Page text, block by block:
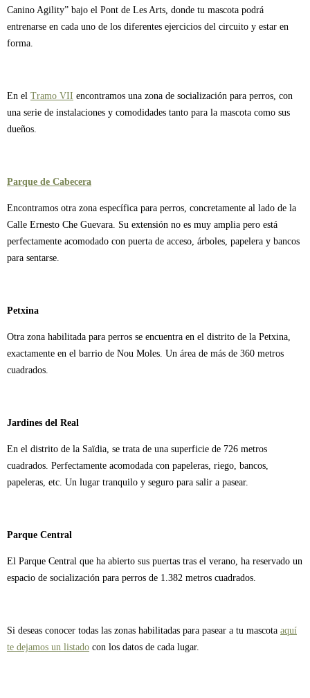
Canino Agility” bajo el Pont de Les Arts, donde tu mascota podrá
entrenarse en cada uno de los diferentes ejercicios del circuito y estar en
forma.
En el Tramo VII encontramos una zona de socialización para perros, con
una serie de instalaciones y comodidades tanto para la mascota como sus
dueños.
Parque de Cabecera
Encontramos otra zona específica para perros, concretamente al lado de la
Calle Ernesto Che Guevara. Su extensión no es muy amplia pero está
perfectamente acomodado con puerta de acceso, árboles, papelera y bancos
para sentarse.
Petxina
Otra zona habilitada para perros se encuentra en el distrito de la Petxina,
exactamente en el barrio de Nou Moles. Un área de más de 360 metros
cuadrados.
Jardines del Real
En el distrito de la Saïdia, se trata de una superficie de 726 metros
cuadrados. Perfectamente acomodada con papeleras, riego, bancos,
papeleras, etc. Un lugar tranquilo y seguro para salir a pasear.
Parque Central
El Parque Central que ha abierto sus puertas tras el verano, ha reservado un
espacio de socialización para perros de 1.382 metros cuadrados.
Si deseas conocer todas las zonas habilitadas para pasear a tu mascota aquí
te dejamos un listado con los datos de cada lugar.